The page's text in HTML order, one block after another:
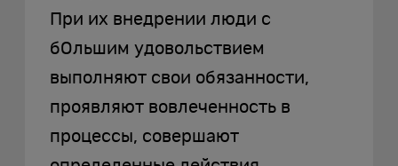
При их внедрении люди с
бОльшим удовольствием
выполняют свои обязанности,
проявляют вовлеченность в
процессы, совершают